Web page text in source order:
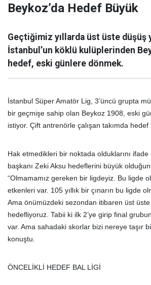
Beykoz’da Hedef Büyük
Geçtiğimiz yıllarda üst üste düşüş
İstanbul’un köklü kulüplerinden
hedef, eski günlere dönmek.
İstanbul Süper Amatör Lig, 3’üncü grupta
bir geçmişe sahip olan Beykoz 1908, eski
istiyor. Çift antrenörle çalışan takımda hedef
Hak etmedikleri bir noktada olduklarını
başkanı Zeki Aksu hedeflerini büyük
“Olmamamız gereken bir ligdeyiz. Bu ligde
etkenleri var. 105 yıllık bir çınarın bu ligde
Ama önümüzdeki sezondan itibaren üst üste
hedefliyoruz. Tabii ki ilk 2’ye girip final
var. Ama sahadaki skorlar bizi nereye taşır
konuştu.
ÖNCELİKLİ HEDEF BAL LİGİ